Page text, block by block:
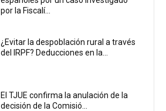
por la Fiscalí...
¿Evitar la despoblación rural a través
del IRPF? Deducciones en la...
El TJUE confirma la anulación de la
decisión de la Comisió...